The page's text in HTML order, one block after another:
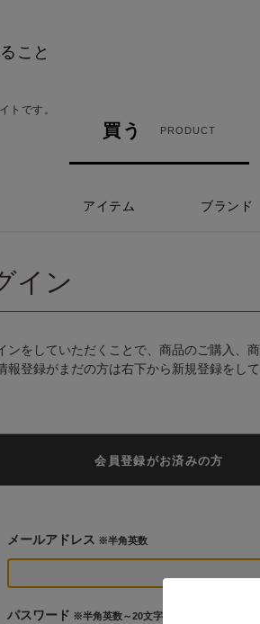
こと
トです。
買う PRODUCT
アイテム ブランド
イン
ンをしていただくことで、商品のご購入、
報登録がまだの方は右下から新規登録をし
会員登録がお済みの方
メールアドレス ※半角英数
パスワード ※半角英数～20文字